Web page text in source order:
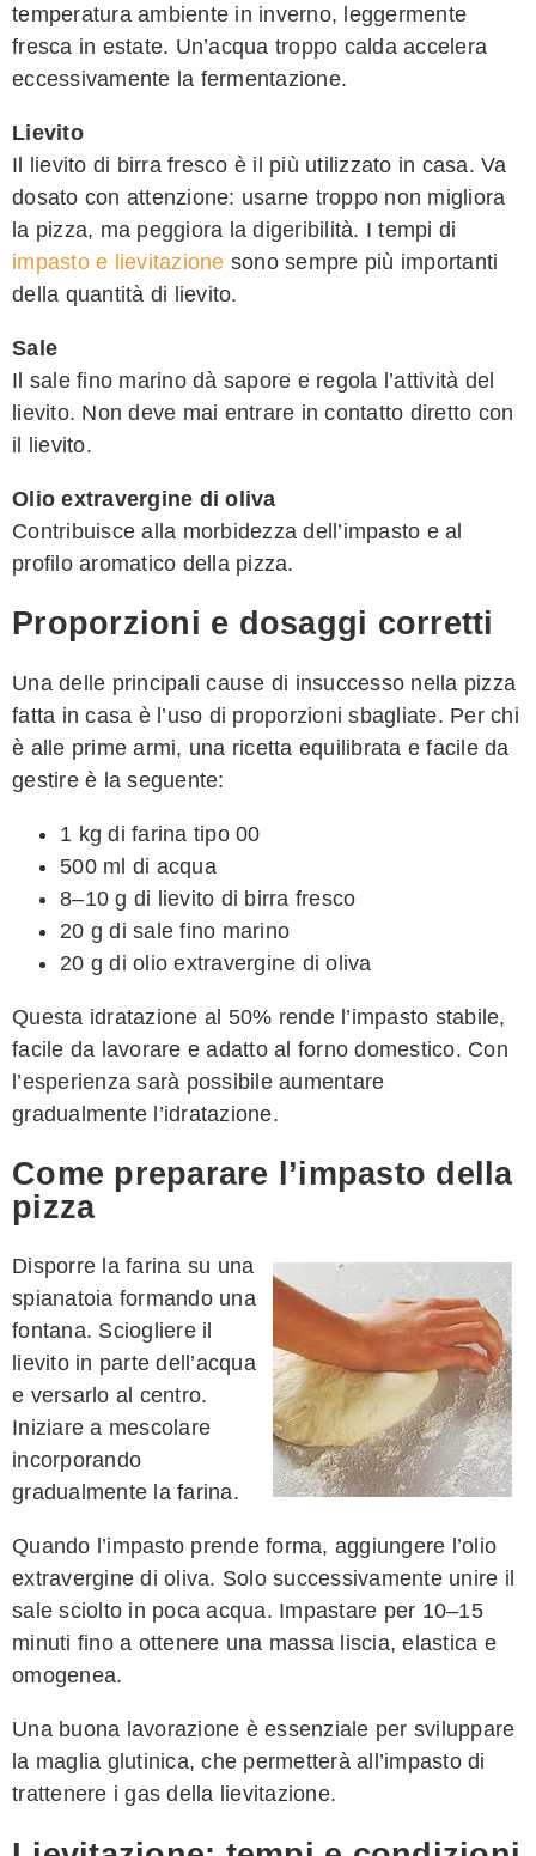
temperatura ambiente in inverno, leggermente
fresca in estate. Un’acqua troppo calda accelera
eccessivamente la fermentazione.
Lievito
Il lievito di birra fresco è il più utilizzato in casa. Va
dosato con attenzione: usarne troppo non migliora
la pizza, ma peggiora la digeribilità. I tempi di
impasto e lievitazione sono sempre più importanti
della quantità di lievito.
Sale
Il sale fino marino dà sapore e regola l’attività del
lievito. Non deve mai entrare in contatto diretto con
il lievito.
Olio extravergine di oliva
Contribuisce alla morbidezza dell’impasto e al
profilo aromatico della pizza.
Proporzioni e dosaggi corretti
Una delle principali cause di insuccesso nella pizza
fatta in casa è l’uso di proporzioni sbagliate. Per chi
è alle prime armi, una ricetta equilibrata e facile da
gestire è la seguente:
1 kg di farina tipo 00
500 ml di acqua
8–10 g di lievito di birra fresco
20 g di sale fino marino
20 g di olio extravergine di oliva
Questa idratazione al 50% rende l’impasto stabile,
facile da lavorare e adatto al forno domestico. Con
l’esperienza sarà possibile aumentare
gradualmente l’idratazione.
Come preparare l’impasto della
pizza
Disporre la farina su una
spianatoia formando una
fontana. Sciogliere il
lievito in parte dell’acqua
e versarlo al centro.
Iniziare a mescolare
incorporando
gradualmente la farina.
Quando l’impasto prende forma, aggiungere l’olio
extravergine di oliva. Solo successivamente unire il
sale sciolto in poca acqua. Impastare per 10–15
minuti fino a ottenere una massa liscia, elastica e
omogenea.
Una buona lavorazione è essenziale per sviluppare
la maglia glutinica, che permetterà all’impasto di
trattenere i gas della lievitazione.